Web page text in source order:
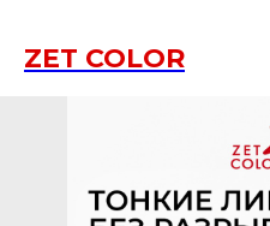
ZET COLOR